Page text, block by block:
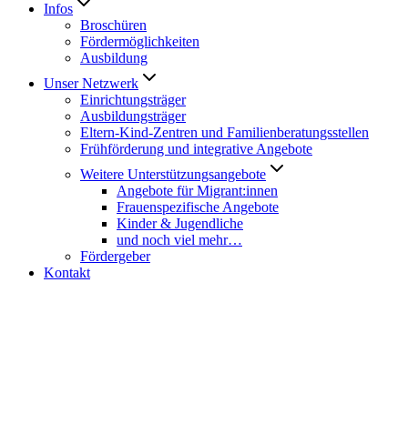
Infos
Broschüren
Fördermöglichkeiten
Ausbildung
Unser Netzwerk
Einrichtungsträger
Ausbildungsträger
Eltern-Kind-Zentren und Familienberatungsstellen
Frühförderung und integrative Angebote
Weitere Unterstützungsangebote
Angebote für Migrant:innen
Frauenspezifische Angebote
Kinder & Jugendliche
und noch viel mehr…
Fördergeber
Kontakt